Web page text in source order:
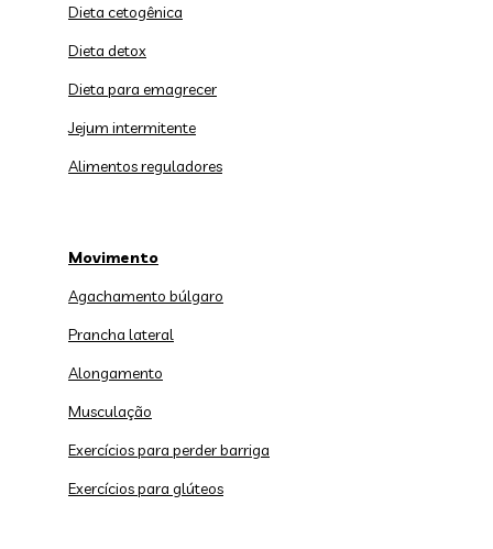
Dieta cetogênica
Dieta detox
Dieta para emagrecer
Jejum intermitente
Alimentos reguladores
Movimento
Agachamento búlgaro
Prancha lateral
Alongamento
Musculação
Exercícios para perder barriga
Exercícios para glúteos